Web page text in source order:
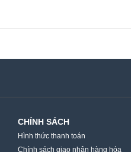
CHÍNH SÁCH
Hình thức thanh toán
Chính sách giao nhận hàng hóa